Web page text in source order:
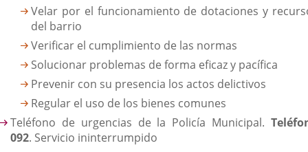
Velar por el funcionamiento de dotaciones y
del barrio
Verificar el cumplimiento de las normas
Solucionar problemas de forma eficaz y pacífica
Prevenir con su presencia los actos delictivos
Regular el uso de los bienes comunes
Teléfono de urgencias de la Policía Municipal.
092. Servicio ininterrumpido